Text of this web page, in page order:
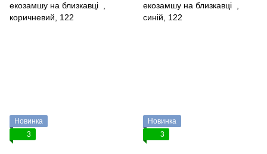
Новинка
3
Новинка
3